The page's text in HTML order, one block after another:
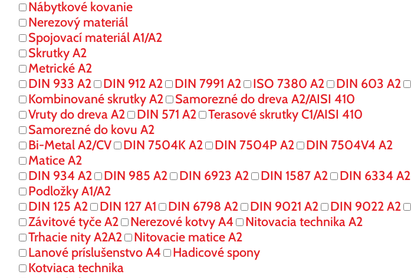
Nábytkové kovanie
Nerezový materiál
Spojovací materiál A1/A2
Skrutky A2
Metrické A2
DIN 933 A2
DIN 912 A2 DIN 7991 A2 ISO 7380 A2 DIN 603 A2
Kombinované skrutky A2
Samorezné do dreva A2/AISI 410
Vruty do dreva A2
DIN 571 A2
Terasové skrutky C1/AISI 410
Samorezné do kovu A2
Bi-Metal A2/CV
DIN 7504K A2 DIN 7504P A2
DIN 7504V4 A2
Matice A2
DIN 934 A2
DIN 985 A2 DIN 6923 A2 DIN 1587 A2 DIN 6334 A2
Podložky A1/A2
DIN 125 A2
DIN 127 A1 DIN 6798 A2 DIN 9021 A2 DIN 9022 A2
Závitové tyče A2
Nerezové kotvy A4
Nitovacia technika A2
Trhacie nity A2A2
Nitovacie matice A2
Lanové príslušenstvo A4
Hadicové spony
Kotviaca technika